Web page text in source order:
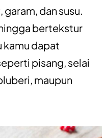
, garam, dan susu.
bertekstur
kamu dapat
pisang, selai
maupun